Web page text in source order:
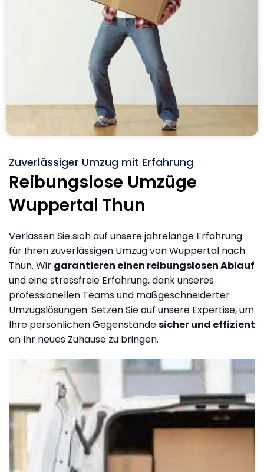
Zuverlässiger Umzug mit Erfahrung
Reibungslose Umzüge
Wuppertal Thun
Verlassen Sie sich auf unsere jahrelange Erfahrung
für Ihren zuverlässigen Umzug von Wuppertal nach
Thun. Wir garantieren einen reibungslosen Ablauf
und eine stressfreie Erfahrung, dank unseres
professionellen Teams und maßgeschneiderter
Umzugslösungen. Setzen Sie auf unsere Expertise, um
Ihre persönlichen Gegenständesicher und effizient
an Ihr neues Zuhause zu bringen.